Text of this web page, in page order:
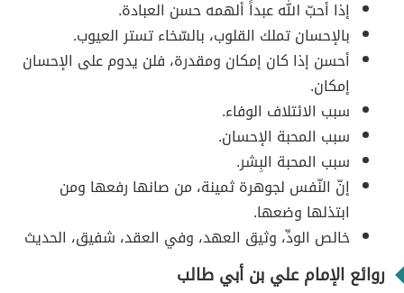
إذا أحبّ الله عبداً ألهمه حسن العبادة.
بالإحسان تملك القلوب، بالسّخاء تستر العيوب.
أحسن إذا كان إمكان ومقدرة، فلن يدوم على الإحسان
إمكان.
سبب الائتلاف الوفاء.
سبب المحبة الإحسان.
سبب المحبة البِشر.
إنّ النّفس لجوهرة ثمينة، من صانها رفعها ومن
ابتذلها وضعها.
خالص الودِّ، وثيق العهد، وفي العقد، شفيق، الحديث
روائع الإمام علي بن أبي طالب